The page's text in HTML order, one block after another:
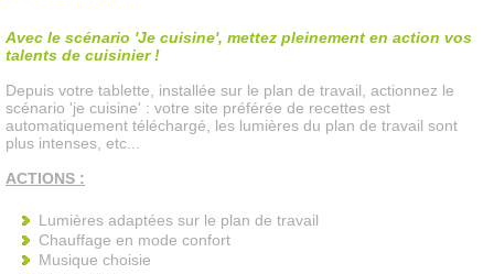
Avec le scénario 'Je cuisine', mettez pleinement en action vos
talents de cuisinier !
Depuis votre tablette, installée sur le plan de travail, actionnez le
scénario 'je cuisine' : votre site préférée de recettes est
automatiquement téléchargé, les lumières du plan de travail sont
plus intenses, etc...
ACTIONS :
Lumières adaptées sur le plan de travail
Chauffage en mode confort
Musique choisie